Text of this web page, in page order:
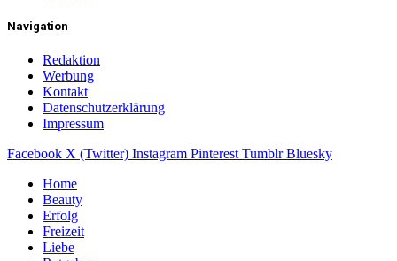
Navigation
Redaktion
Werbung
Kontakt
Datenschutzerklärung
Impressum
Facebook X (Twitter) Instagram Pinterest Tumblr Bluesky
Home
Beauty
Erfolg
Freizeit
Liebe